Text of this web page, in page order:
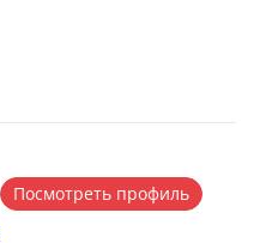
Посмотреть профиль